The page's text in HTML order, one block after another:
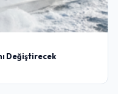
Değiştirecek